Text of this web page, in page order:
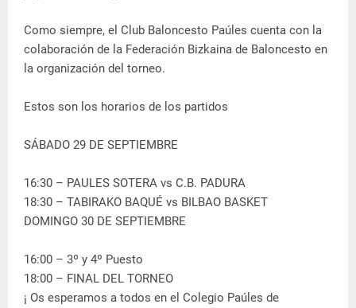
Como siempre, el Club Baloncesto Paúles cuenta con la
colaboración de la Federación Bizkaina de Baloncesto en
la organización del torneo.
Estos son los horarios de los partidos
SÁBADO 29 DE SEPTIEMBRE
16:30 – PAULES SOTERA vs C.B. PADURA
18:30 – TABIRAKO BAQUÉ vs BILBAO BASKET
DOMINGO 30 DE SEPTIEMBRE
16:00 – 3º y 4º Puesto
18:00 – FINAL DEL TORNEO
¡ Os esperamos a todos en el Colegio Paúles de